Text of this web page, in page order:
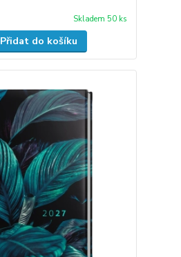
Skladem 50 ks
Přidat do košíku